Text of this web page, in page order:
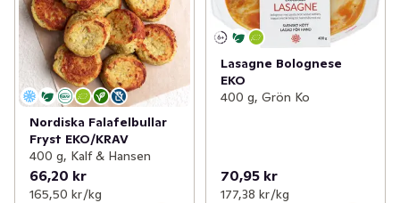
Nordiska Falafelbullar
Fryst EKO/KRAV
400 g, Kalf & Hansen
66,20 kr
165,50 kr /kg
Lasagne Bolognese
EKO
400 g, Grön Ko
70,95 kr
177,38 kr /kg